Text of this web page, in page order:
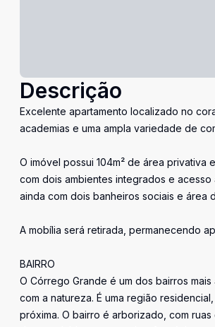
Descrição
Excelente apartamento localizado no
academias e uma ampla variedade de
O imóvel possui 104m² de área privativa
com dois ambientes integrados e
ainda com dois banheiros sociais e área
A mobília será retirada, permanecendo
BAIRRO
O Córrego Grande é um dos bairros
com a natureza. É uma região
próxima. O bairro é arborizado, com